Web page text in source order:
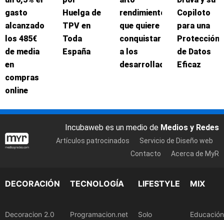
gasto
alcanzado
los 485€
de media
en
compras
online
Huelga de
TPV en
Toda
España
rendimiento
que quiere
conquistar
a los
desarrolladores
Copiloto
para una
Protección
de Datos
Eficaz
Incubaweb es un medio de Medios y Redes
Artículos patrocinados
Servicio de Diseño web
Contacto
Acerca de MyR
DECORACIÓN
Decoracion 2.0
TECNOLOGÍA
Programacion.net
LIFESTYLE
Solo
MIX
Educación